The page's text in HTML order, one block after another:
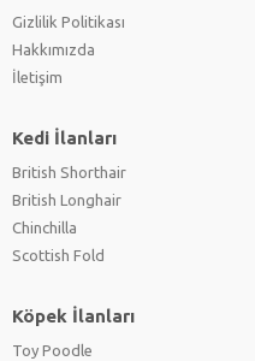
Gizlilik Politikası
Hakkımızda
İletişim
Kedi İlanları
British Shorthair
British Longhair
Chinchilla
Scottish Fold
Köpek İlanları
Toy Poodle